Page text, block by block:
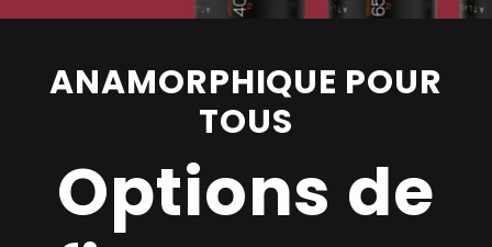
ANAMORPHIQUE POUR
TOUS
Options de